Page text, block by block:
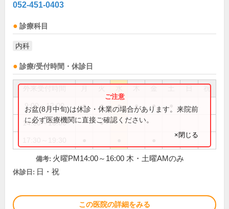
052-451-0403
診療科目
内科
診療/受付時間・休診日
祝
9:00～12:00 ● ● ● ● ●
14:00～16:00 ●
お盆(8月中旬)は休診・休業の場合があります。来院前
に必ず医療機関に直接ご確認ください。
×閉じる
備考: 火曜PM14:00～16:00 木・土曜AMのみ
休診日: 日・祝
この医院の詳細をみる